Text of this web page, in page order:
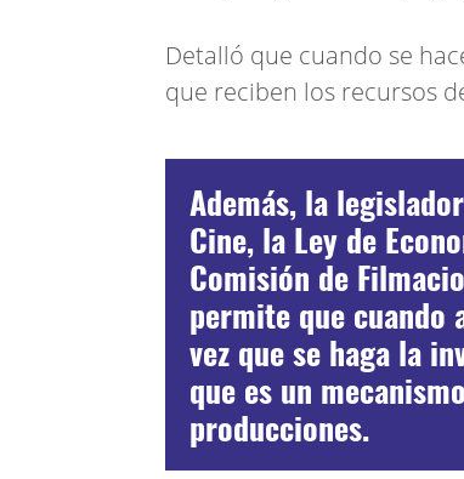
Detalló que cuando se
que reciben los recursos
Además, la
Cine, la Ley de
Comisión de
permite que cuando
vez que se haga la
que es un
producciones.